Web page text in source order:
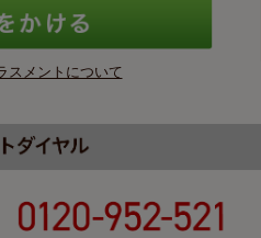
スメントについて